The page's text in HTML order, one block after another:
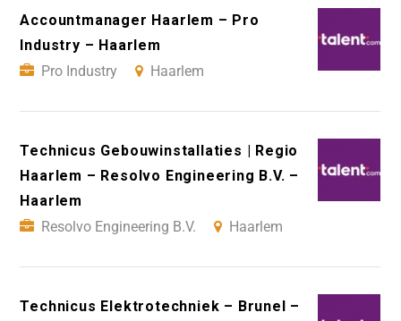
Accountmanager Haarlem – Pro
Industry – Haarlem
Pro Industry
Haarlem
Technicus Gebouwinstallaties | Regio
Haarlem – Resolvo Engineering B.V. –
Haarlem
Resolvo Engineering B.V.
Haarlem
Technicus Elektrotechniek – Brunel –